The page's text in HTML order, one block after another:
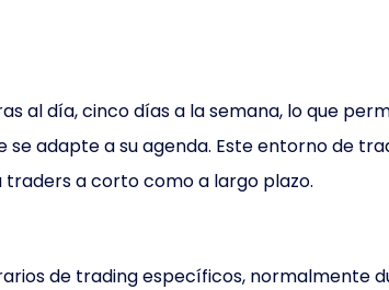
al día, cinco días a la semana, lo que
adapte a su agenda. Este entorno de
a corto como a largo plazo.
de trading específicos, normalmente